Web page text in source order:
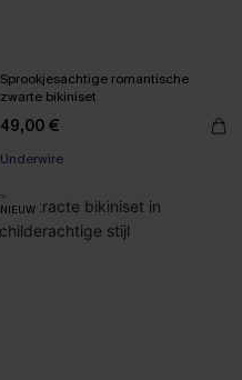
Sprookjesachtige romantische
zwarte bikiniset
49,00 €
Underwire
NIEUW